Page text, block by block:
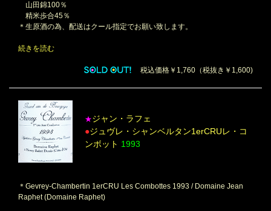
山田錦100％
精米歩合45％
＊生原酒の為、配送はクール指定でお願い致します。
続きを読む
税込価格￥1,760（税抜き￥1,600)
★ジャン・ラフェ
●ジュヴレ・シャンベルタン1erCRUレ・コ
ンボット 1993
＊Gevrey-Chambertin 1erCRU Les Combottes 1993 / Domaine Jean
Raphet (Domaine Raphet)